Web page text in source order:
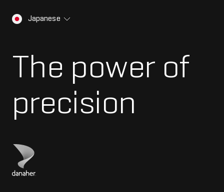
お問い合わせ
プレスリリース
Japanese
The power of
precision
ダナハーのサイトにアクセス